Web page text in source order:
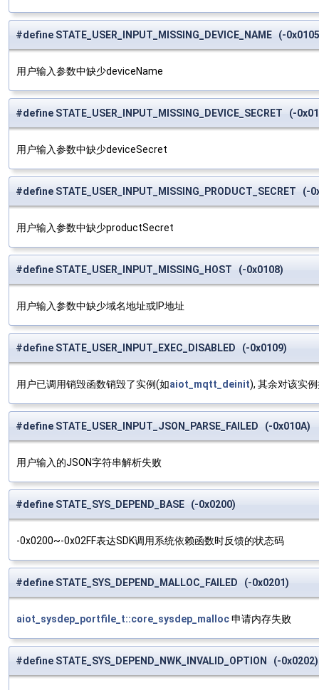
#define STATE_USER_INPUT_MISSING_DEVICE_NAME (-
用户输入参数中缺少deviceName
#define STATE_USER_INPUT_MISSING_DEVICE_SECRET (-
用户输入参数中缺少deviceSecret
#define STATE_USER_INPUT_MISSING_PRODUCT_SECRET (-
用户输入参数中缺少productSecret
#define STATE_USER_INPUT_MISSING_HOST (-0x0108)
用户输入参数中缺少域名地址或IP地址
#define STATE_USER_INPUT_EXEC_DISABLED (-0x0109)
用户已调用销毁函数销毁了实例(如aiot_mqtt_deinit), 其余对该实
#define STATE_USER_INPUT_JSON_PARSE_FAILED (-0x010A)
用户输入的JSON字符串解析失败
#define STATE_SYS_DEPEND_BASE (-0x0200)
-0x0200~-0x02FF表达SDK调用系统依赖函数时反馈的状态码
#define STATE_SYS_DEPEND_MALLOC_FAILED (-0x0201)
aiot_sysdep_portfile_t::core_sysdep_malloc申请内存失败
#define STATE_SYS_DEPEND_NWK_INVALID_OPTION (-0x0202)